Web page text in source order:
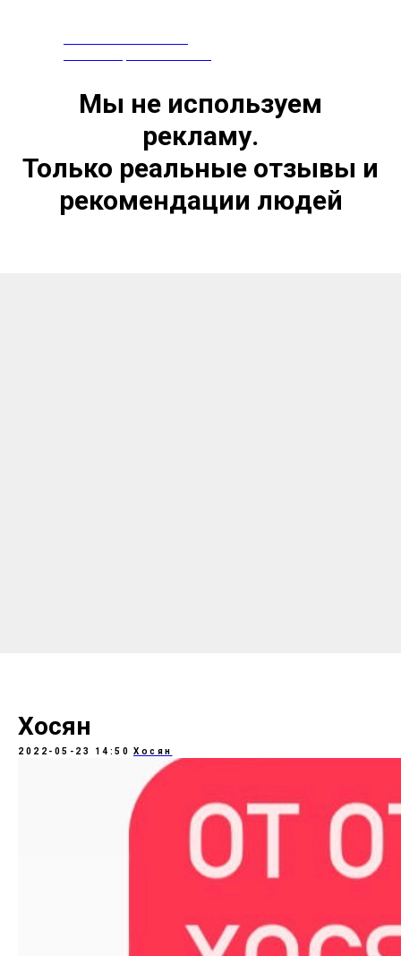
Мы не используем
рекламу.
Только реальные отзывы и
рекомендации людей
Хосян
2022-05-23 14:50 Хосян